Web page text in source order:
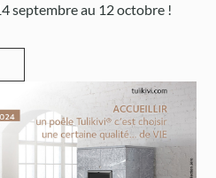
septembre au 12 octobre !